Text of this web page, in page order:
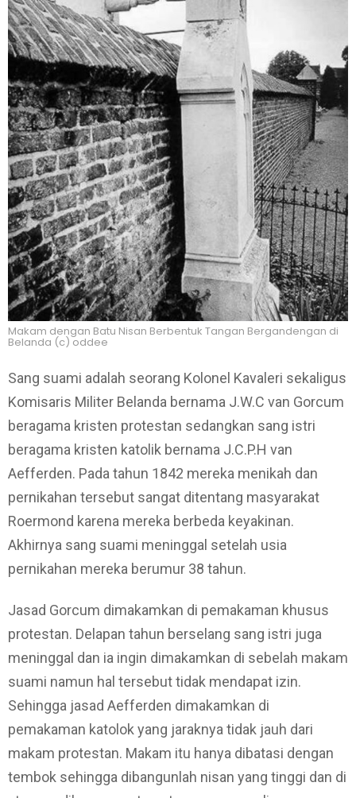
Makam dengan Batu Nisan Berbentuk Tangan Bergandengan di
Belanda (c) oddee
Sang suami adalah seorang Kolonel Kavaleri sekaligus
Komisaris Militer Belanda bernama J.W.C van Gorcum
beragama kristen protestan sedangkan sang istri
beragama kristen katolik bernama J.C.P.H van
Aefferden. Pada tahun 1842 mereka menikah dan
pernikahan tersebut sangat ditentang masyarakat
Roermond karena mereka berbeda keyakinan.
Akhirnya sang suami meninggal setelah usia
pernikahan mereka berumur 38 tahun.
Jasad Gorcum dimakamkan di pemakaman khusus
protestan. Delapan tahun berselang sang istri juga
meninggal dan ia ingin dimakamkan di sebelah makam
suami namun hal tersebut tidak mendapat izin.
Sehingga jasad Aefferden dimakamkan di
pemakaman katolok yang jaraknya tidak jauh dari
makam protestan. Makam itu hanya dibatasi dengan
tembok sehingga dibangunlah nisan yang tinggi dan di